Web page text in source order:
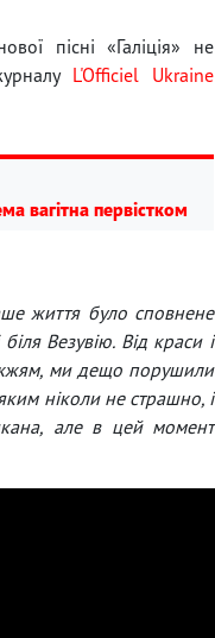
пісні «Галіція» не
L'Officiel Ukraine
вагітна первістком
життя було сповнене
Везувію. Від краси і
ми дещо порушили
ніколи не страшно, і
але в цей момент